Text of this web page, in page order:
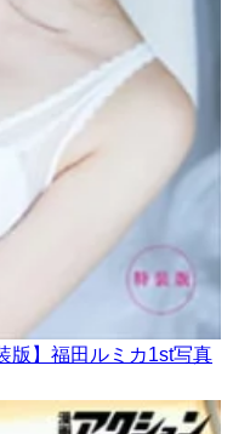
版】福田ルミカ1st写真